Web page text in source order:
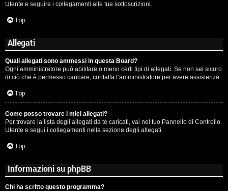
Utente e seguire i collegamenti alle tue sottoscrizioni.
Top
Allegati
Quali allegati sono ammessi in questa Board?
Ogni amministratore può abilitare o meno certi tipi di allegati. Se non sei sicuro
di ciò che è permesso caricare, contatta l’amministratore per avere assistenza.
Top
Come posso trovare i miei allegati?
Per trovare la lista degli allegati da te caricati, vai nel tuo Pannello di Controllo
Utente e segui i collegamenti nella sezione degli allegati.
Top
Informazioni su phpBB
Chi ha scritto questo programma?